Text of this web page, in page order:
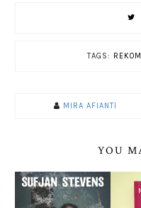
TAGS:
MIRA AFIANTI
YOU